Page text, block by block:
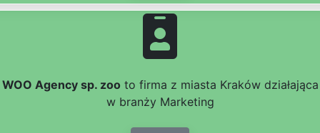
WOO Agency sp. zoo to firma z miasta Kraków działająca
w branży Marketing